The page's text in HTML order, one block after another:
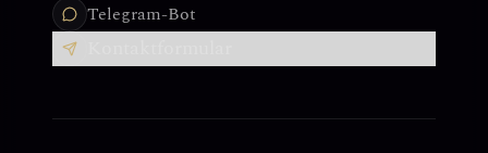
Telegram-Bot